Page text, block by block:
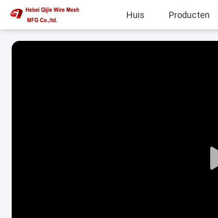
Huis Producten